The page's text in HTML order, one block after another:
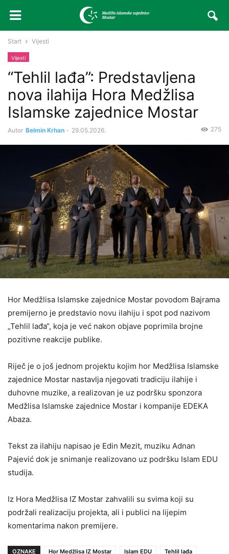
Start Vijesti
Vijesti
“Tehlil lađa”: Predstavljena
nova ilahija Hora Medžlisa
Islamske zajednice Mostar
Autor Belmin Krhan - 29.05.2026. 275
Hor Medžlisa Islamske zajednice Mostar povodom Bajrama
premijerno je predstavio novu ilahiju i spot pod nazivom
„Tehlil lađa“, koja je već nakon objave poprimila brojne
pozitivne reakcije publike.
Riječ je o još jednom projektu kojim hor Medžlisa Islamske
zajednice Mostar nastavlja njegovati tradiciju ilahije i
duhovne muzike, a realizovan je uz podršku sponzora
Medžlisa Islamske zajednice Mostar i kompanije EDEKA
Abaza.
Tekst za ilahiju napisao je Edin Mezit, muziku Adnan
Pajević dok je snimanje realizovano uz podršku Islam EDU
studija.
Iz Hora Medžlisa IZ Mostar zahvalili su svima koji su
podržali realizaciju projekta, ali i publici na lijepim
komentarima nakon premijere.
OZNAKE Hor Medžlisa IZ Mostar Islam EDU Tehlil lađa